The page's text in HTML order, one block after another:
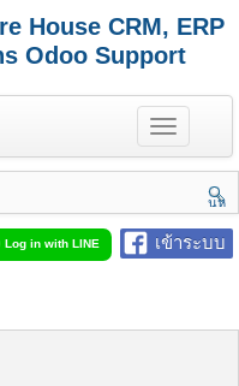
House CRM, ERP
Odoo Support
T
o
g
e
n
a
นห
า
เข้าระบบ
Log in with LINE